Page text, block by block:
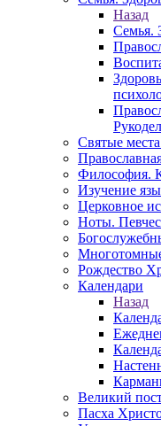
Назад
Семья.
Святые
Философия.
Изучение
Церковное
Ноты.
Рождество
Календари
Назад
Великий
Пасха